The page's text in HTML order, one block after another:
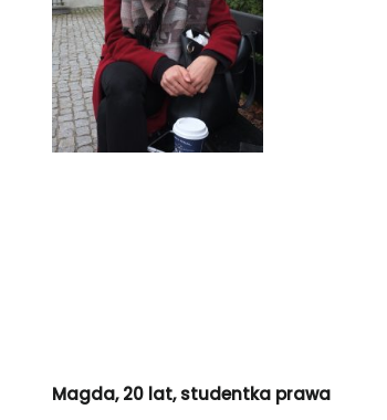
Magda, 20 lat, studentka prawa